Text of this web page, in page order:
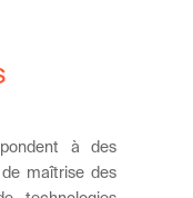
à des
maîtrise des